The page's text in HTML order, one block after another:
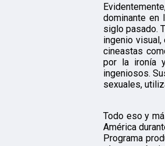
dominante en
siglo pasado.
ingenio
cineastas
por la ironía
ingeniosos.
sexuales,
Todo eso y
América
Programa